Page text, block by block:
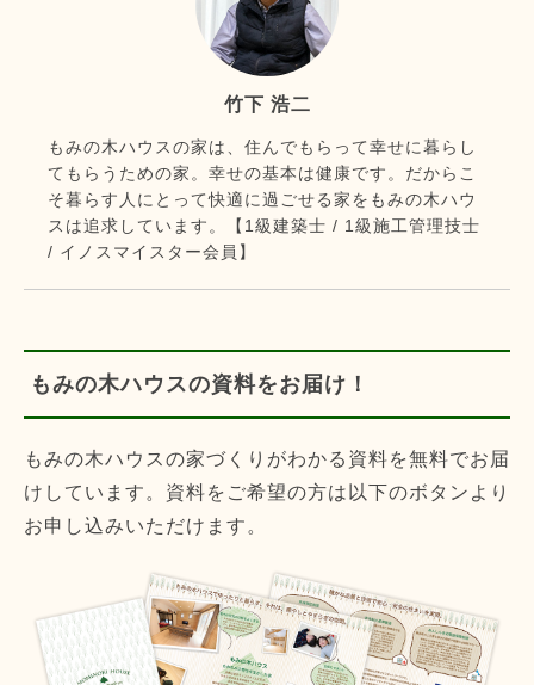
竹下 浩二
もみの木ハウスの家は、住んでもらって幸せに暮らし
てもらうための家。幸せの基本は健康です。だからこ
そ暮らす人にとって快適に過ごせる家をもみの木ハウ
スは追求しています。【1級建築士 / 1級施工管理技士
/ イノスマイスター会員】
もみの木ハウスの資料をお届け！
もみの木ハウスの家づくりがわかる資料を無料でお届
けしています。資料をご希望の方は以下のボタンより
お申し込みいただけます。